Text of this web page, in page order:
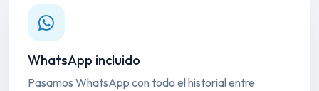
WhatsApp incluido
Pasamos WhatsApp con todo el historial entre